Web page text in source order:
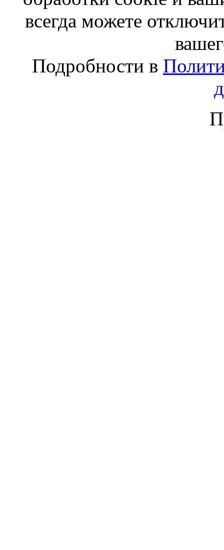
всегда можете
Подробности в